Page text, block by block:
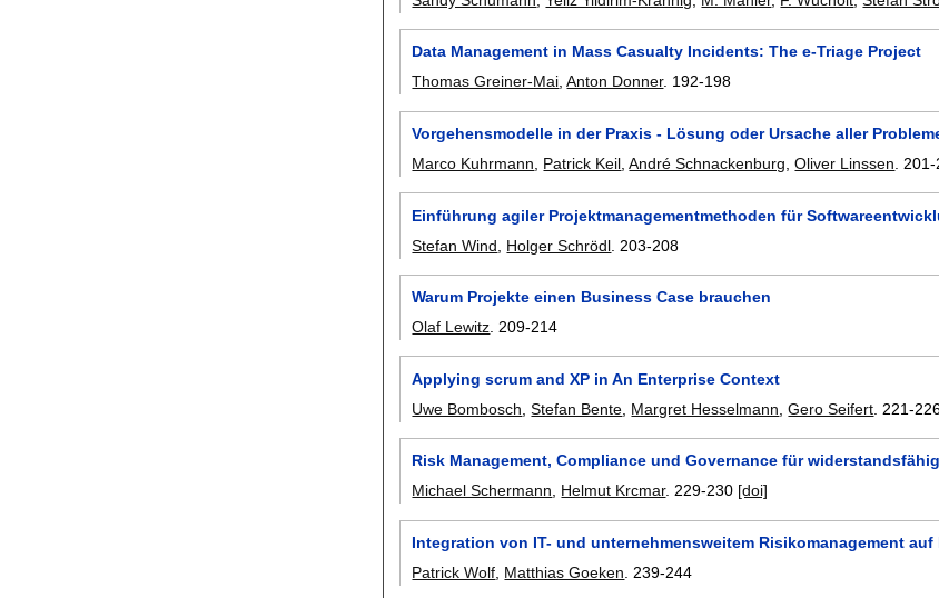
Data Management in Mass Casualty Incidents: The e-Triage Project
Thomas Greiner-Mai,Anton Donner. 192-198
Vorgehensmodelle in der Praxis - Lösung oder Ursache aller
Marco Kuhrmann
Patrick Keil ,André Schnackenburg ,Oliver Linssen 201-
Einführung agiler Projektmanagementmethoden für
Stefan Wind
Holger Schrödl 203-208
Warum Projekte einen Business Case brauchen
Olaf Lewitz 209-214
Applying scrum and XP in An Enterprise Context
Uwe Bombosch ,Stefan Bente Margret Hesselmann ,Gero Seifert 221-
Risk Management, Compliance und Governance für
Michael Schermann, Helmut Krcmar.229-230 [doi]
Integration von IT- und unternehmensweitem Risikomanagement auf
Patrick Wolf Matthias Goeken 239-244